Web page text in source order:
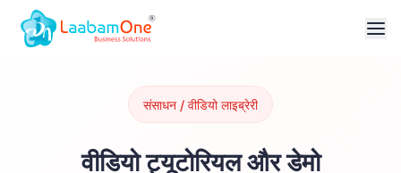
संसाधन / वीडियो लाइब्रेरी
वीडियो ट्यूटोरियल और डेमो